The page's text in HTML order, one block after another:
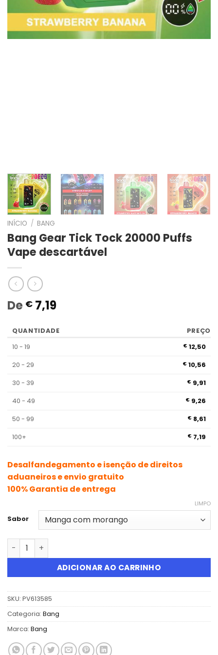
INÍCIO / BANG
Bang Gear Tick Tock 20000 Puffs
Vape descartável
De € 7,19
QUANTIDADE
PREÇO
10 - 19
€ 12,50
20 - 29
€ 10,56
30 - 39
€ 9,91
40 - 49
€ 9,26
50 - 99
€ 8,61
100+
€ 7,19
Desalfandegamento e isenção de direitos
aduaneiros e envio gratuito
100% Garantia de entrega
Sabor
LIMPO
Quantidade de Bang Gear Tick Tock 20000 Puffs
ADICIONAR AO CARRINHO
SKU: PV613585
Categoria: Bang
Marca: Bang